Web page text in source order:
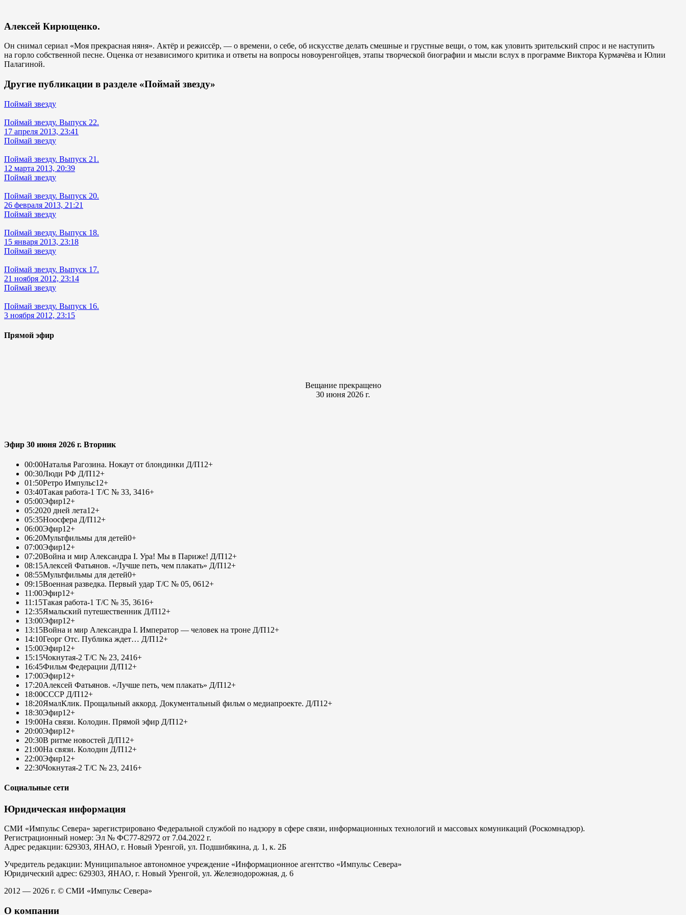
Алексей Кирющенко.
Он снимал сериал «Моя прекрасная няня». Актёр и режиссёр, — о времени, о себе, об искусстве делать смешные и грустные вещи, о том, как уловить зрительский спрос и не наступить
на горло собственной песне. Оценка от независимого критика и ответы на вопросы новоуренгойцев, этапы творческой биографии и мысли вслух в программе Виктора Курмачёва и Юлии
Палагиной.
Другие публикации в разделе «Поймай звезду»
Поймай звезду
Поймай звезду. Выпуск 22.
17 апреля 2013, 23:41
Поймай звезду
Поймай звезду. Выпуск 21.
12 марта 2013, 20:39
Поймай звезду
Поймай звезду. Выпуск 20.
26 февраля 2013, 21:21
Поймай звезду
Поймай звезду. Выпуск 18.
15 января 2013, 23:18
Поймай звезду
Поймай звезду. Выпуск 17.
21 ноября 2012, 23:14
Поймай звезду
Поймай звезду. Выпуск 16.
3 ноября 2012, 23:15
Прямой эфир
Вещание прекращено
30 июня 2026 г.
Эфир 30 июня 2026 г. Вторник
00:00Наталья Рагозина. Нокаут от блондинки Д/П12+
00:30Люди РФ Д/П12+
01:50Ретро Импульс12+
03:40Такая работа-1 Т/С № 33, 3416+
05:00Эфир12+
05:2020 дней лета12+
05:35Ноосфера Д/П12+
06:00Эфир12+
06:20Мультфильмы для детей0+
07:00Эфир12+
07:20Война и мир Александра I. Ура! Мы в Париже! Д/П12+
08:15Алексей Фатьянов. «Лучше петь, чем плакать» Д/П12+
08:55Мультфильмы для детей0+
09:15Военная разведка. Первый удар Т/С № 05, 0612+
11:00Эфир12+
11:15Такая работа-1 Т/С № 35, 3616+
12:35Ямальский путешественник Д/П12+
13:00Эфир12+
13:15Война и мир Александра I. Император — человек на троне Д/П12+
14:10Георг Отс. Публика ждет… Д/П12+
15:00Эфир12+
15:15Чокнутая-2 Т/С № 23, 2416+
16:45Фильм Федерации Д/П12+
17:00Эфир12+
17:20Алексей Фатьянов. «Лучше петь, чем плакать» Д/П12+
18:00СССР Д/П12+
18:20ЯмалКлик. Прощальный аккорд. Документальный фильм о медиапроекте. Д/П12+
18:30Эфир12+
19:00На связи. Колодин. Прямой эфир Д/П12+
20:00Эфир12+
20:30В ритме новостей Д/П12+
21:00На связи. Колодин Д/П12+
22:00Эфир12+
22:30Чокнутая-2 Т/С № 23, 2416+
Социальные сети
Юридическая информация
СМИ «Импульс Севера» зарегистрировано Федеральной службой по надзору в сфере связи, информационных технологий и массовых комуникаций (Роскомнадзор).
Регистрационный номер: Эл № ФС77-82972 от 7.04.2022 г.
Адрес редакции: 629303, ЯНАО, г. Новый Уренгой, ул. Подшибякина, д. 1, к. 2Б
Учредитель редакции: Муниципальное автономное учреждение «Информационное агентство «Импульс Севера»
Юридический адрес: 629303, ЯНАО, г. Новый Уренгой, ул. Железнодорожная, д. 6
2012 — 2026 г. © СМИ «Импульс Севера»
О компании